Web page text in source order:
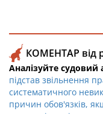
КОМЕНТАР від
Аналізуйте судовий
підстав звільнення
систематичного
причин обов'язків,